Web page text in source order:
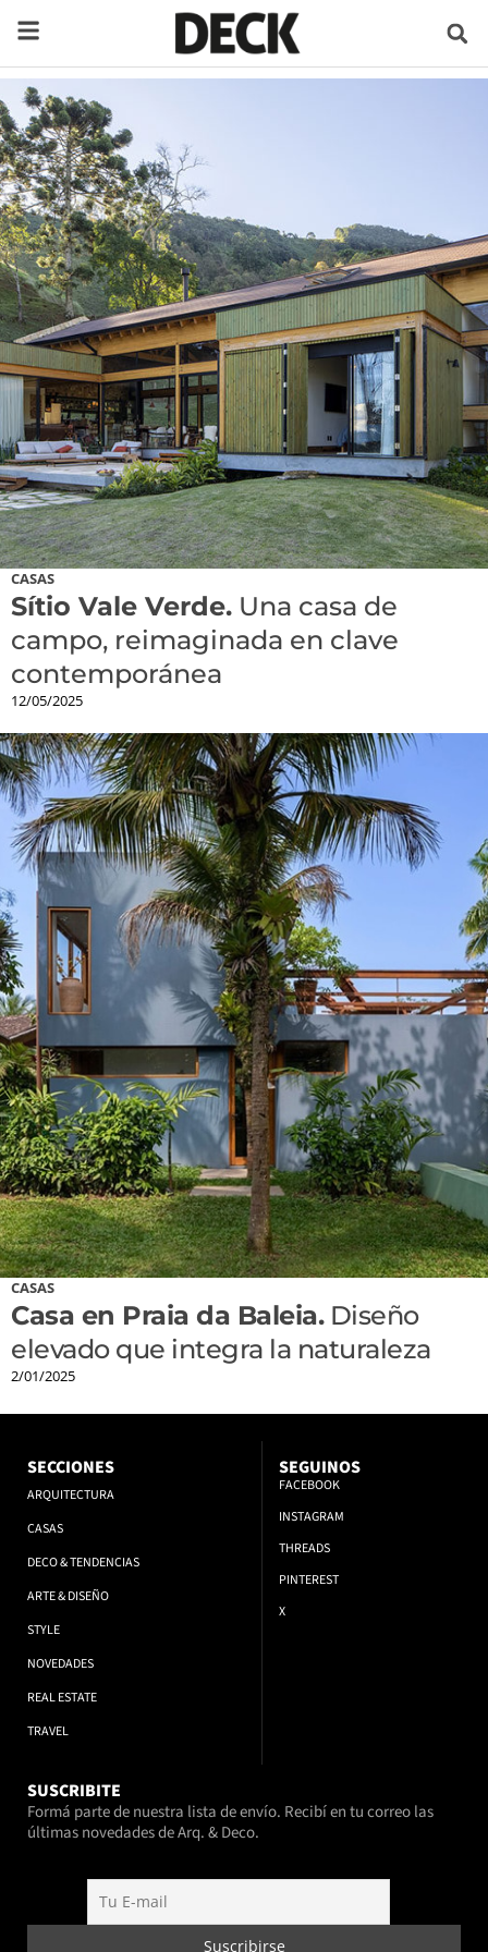
CASAS
Sítio Vale Verde. Una casa de
campo, reimaginada en clave
contemporánea
12/05/2025
CASAS
Casa en Praia da Baleia.Diseño
elevado que integra la naturaleza
2/01/2025
SECCIONES
ARQUITECTURA
CASAS
DECO & TENDENCIAS
ARTE & DISEÑO
STYLE
NOVEDADES
REAL ESTATE
TRAVEL
SEGUINOS
FACEBOOK
INSTAGRAM
THREADS
PINTEREST
X
SUSCRIBITE
Formá parte de nuestra lista de envío. Recibí en tu correo las
últimas novedades de Arq. & Deco.